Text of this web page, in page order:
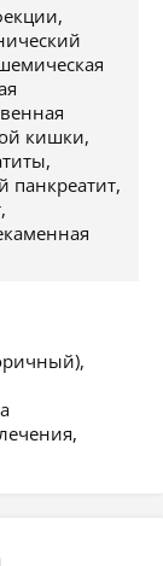
кишки,
панкреатит,